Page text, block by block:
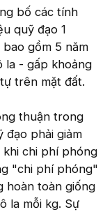
bố các tính
quỹ đạo 1
gồm 5 năm
la - gấp khoảng
trên mặt đất.
thuận trong
đạo phải giảm
chi phí phóng
"chi phí phóng"
hoàn toàn giống
la mỗi kg. Sự